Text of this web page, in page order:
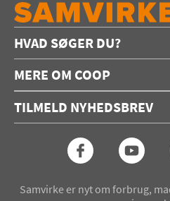
HVAD SØGER DU?
Opskrifter
Konkurrencer
Seneste Samvirke-magasin
MERE OM COOP
Annoncering
Coop medlem
TILMELD NYHEDSBREV
Samvirke er nyt om forbrug,